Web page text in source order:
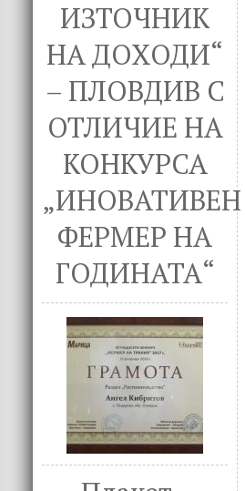
ИЗТОЧНИК
НА ДОХОДИ“
– ПЛОВДИВ С
ОТЛИЧИЕ НА
КОНКУРСА
„ИНОВАТИВЕН
ФЕРМЕР НА
ГОДИНАТА“